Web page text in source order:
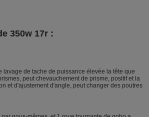
350w 17r :
lavage de tache de puissance élevée la tête que
peut chevauchement de prisme, positif et la
et d'ajustement d'angle, peut changer des poutres